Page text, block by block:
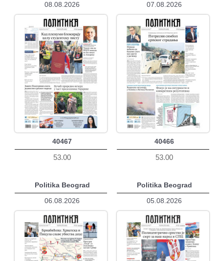
08.08.2026
40467
53.00
07.08.2026
40466
53.00
Politika Beograd
06.08.2026
Politika Beograd
05.08.2026